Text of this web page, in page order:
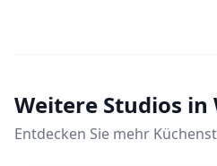
Weitere Studios in
Entdecken Sie mehr